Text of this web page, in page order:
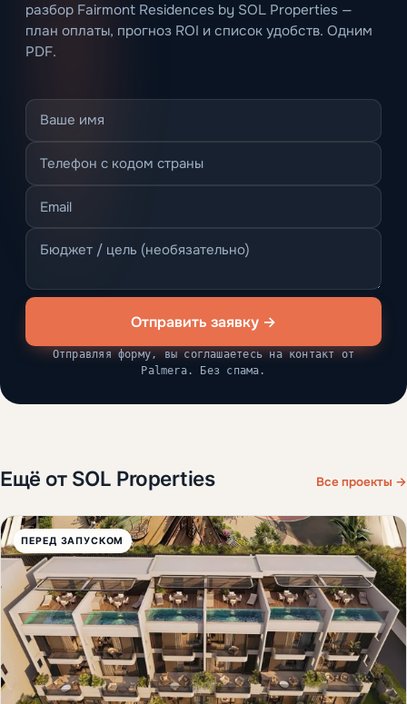
разбор Fairmont Residences by SOL Properties —
план оплаты, прогноз ROI и список удобств. Одним
PDF.
Отправить заявку →
Отправляя форму, вы соглашаетесь на контакт от
Palmera. Без спама.
Ещё от SOL Properties Все проекты →
ПЕРЕД ЗАПУСКОМ